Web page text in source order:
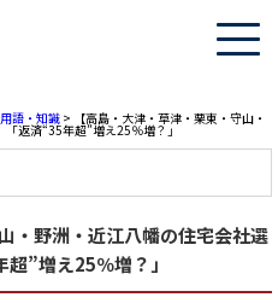
語・知識 > 【高島・大津・草津・栗東・守山・
返済“35年超”増え25％増？」
・野洲・近江八幡の住宅会社選
”増え25％増？」